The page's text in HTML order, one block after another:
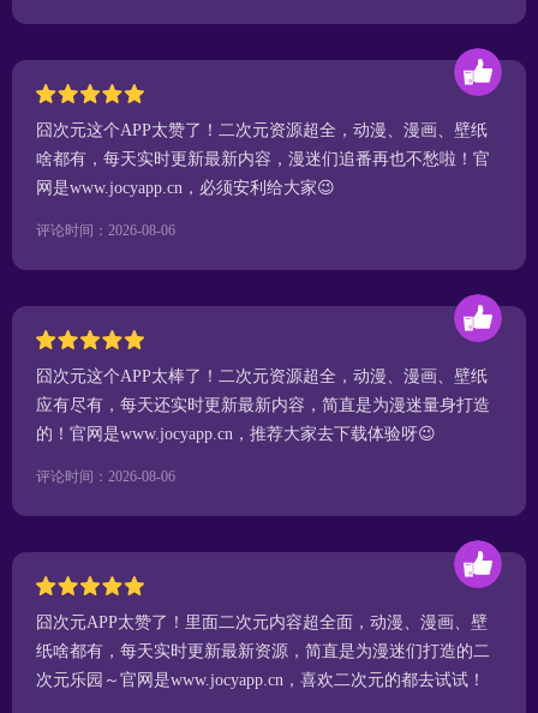
囧次元这个APP太赞了！二次元资源超全，动漫、漫画、壁纸
啥都有，每天实时更新最新内容，漫迷们追番再也不愁啦！官
网是www.jocyapp.cn，必须安利给大家😉
评论时间：2026-08-06
囧次元这个APP太棒了！二次元资源超全，动漫、漫画、壁纸
应有尽有，每天还实时更新最新内容，简直是为漫迷量身打造
的！官网是www.jocyapp.cn，推荐大家去下载体验呀😉
评论时间：2026-08-06
囧次元APP太赞了！里面二次元内容超全面，动漫、漫画、壁
纸啥都有，每天实时更新最新资源，简直是为漫迷们打造的二
次元乐园～官网是www.jocyapp.cn，喜欢二次元的都去试试！